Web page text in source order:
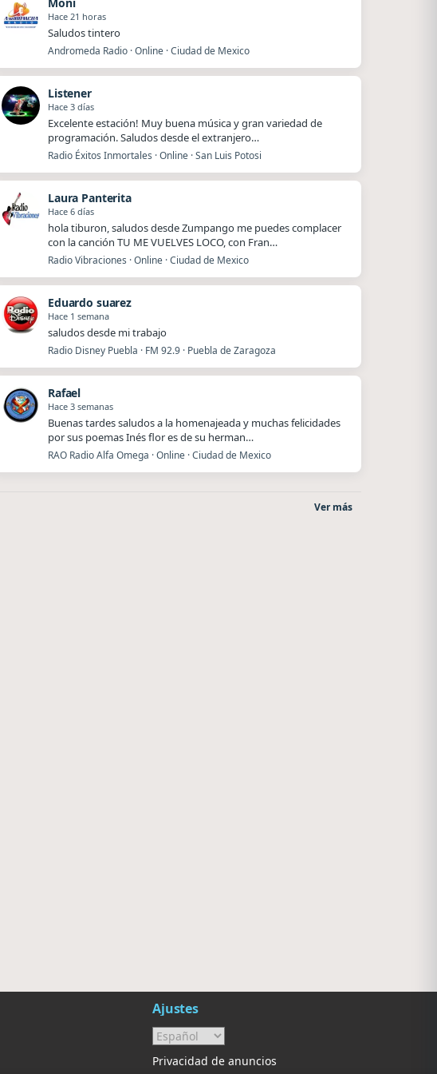
Hace 21 horas
Saludos tintero
Andromeda Radio · Online · Ciudad de Mexico
Listener
Hace 3 días
Excelente estación! Muy buena música y gran variedad de
programación. Saludos desde el extranjero…
Radio Éxitos Inmortales · Online · San Luis Potosi
Laura Panterita
Hace 6 días
hola tiburon, saludos desde Zumpango me puedes complacer
con la canción TU ME VUELVES LOCO, con Fran…
Radio Vibraciones · Online · Ciudad de Mexico
Eduardo suarez
Hace 1 semana
saludos desde mi trabajo
Radio Disney Puebla · FM 92.9 · Puebla de Zaragoza
Rafael
Hace 3 semanas
Buenas tardes saludos a la homenajeada y muchas felicidades
por sus poemas Inés flor es de su herman…
RAO Radio Alfa Omega · Online · Ciudad de Mexico
Ver más
Ajustes
Privacidad de anuncios